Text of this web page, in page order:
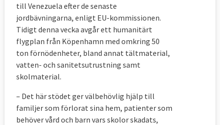
till Venezuela efter de senaste
jordbävningarna, enligt EU-kommissionen.
Tidigt denna vecka avgår ett humanitärt
flygplan från Köpenhamn med omkring 50
ton förnödenheter, bland annat tältmaterial,
vatten- och sanitetsutrustning samt
skolmaterial.
– Det här stödet ger välbehövlig hjälp till
familjer som förlorat sina hem, patienter som
behöver vård och barn vars skolor skadats,